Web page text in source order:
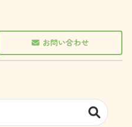
お問い合わせ